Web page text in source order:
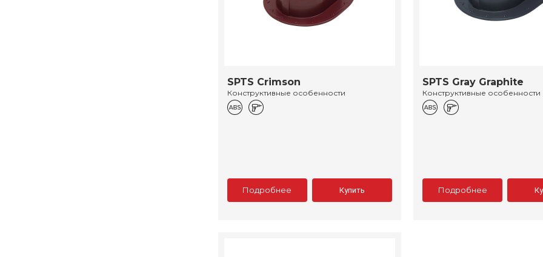
SPTS Crimson
Конструктивные особенности
Подробнее Купить
SPTS Gray Graphite
Конструктивные особенности
Подробнее